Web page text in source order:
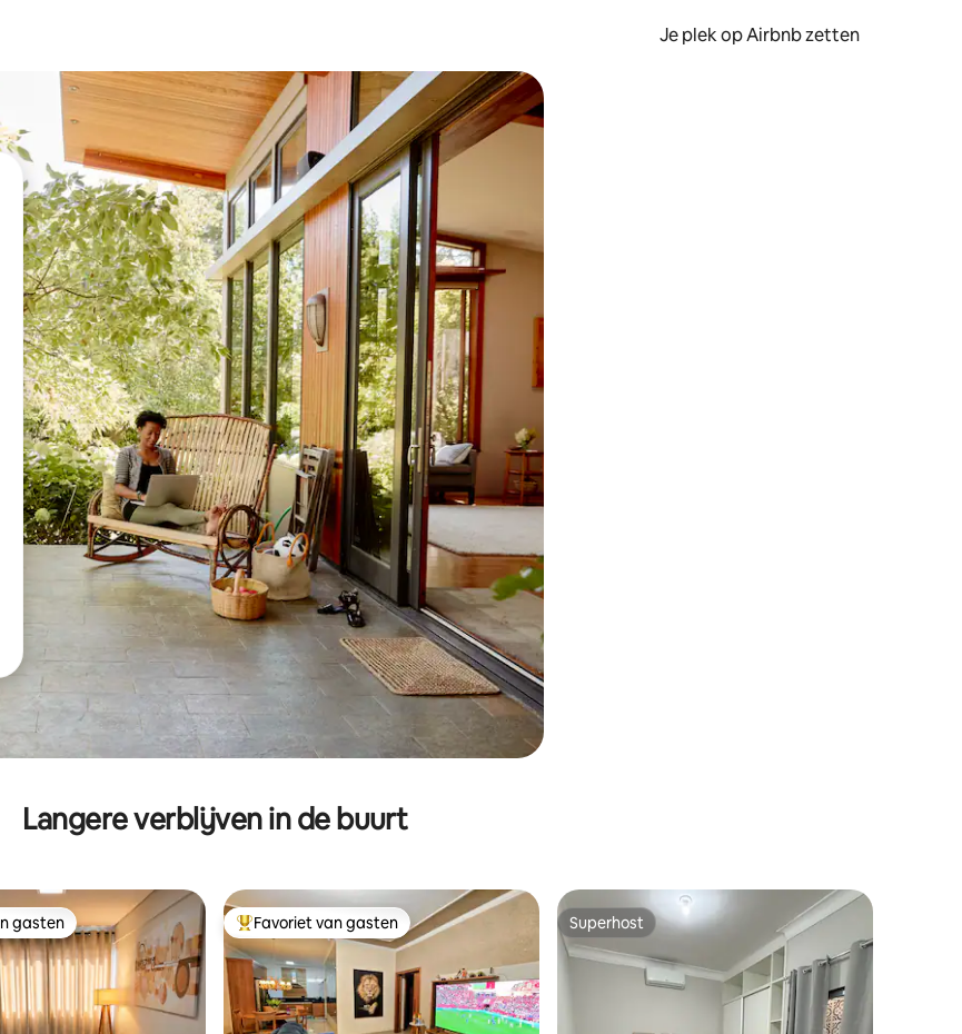
Je plek op Airbnb zetten
met je de pijltjestoetsen omhoog en omlaag, óf door te tikken of swipen.
Langere verblijven in de buurt
gasten
gasten Topfavoriet van gasten
Favoriet van gasten Superhost
Superhost